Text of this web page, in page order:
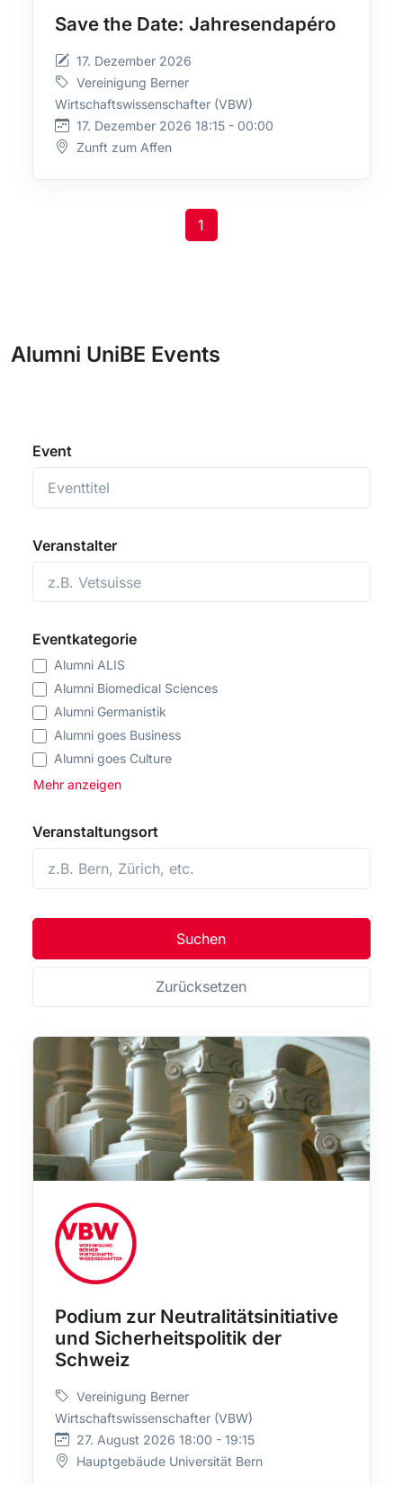
Save the Date: Jahresendapéro
17. Dezember 2026
Vereinigung Berner
Wirtschaftswissenschafter (VBW)
17. Dezember 2026 18:15 - 00:00
Zunft zum Affen
1
Alumni UniBE Events
Event
Veranstalter
Eventkategorie
Alumni ALIS
Alumni Biomedical Sciences
Alumni Germanistik
Alumni goes Business
Alumni goes Culture
Alumni goes Science
Alumni Pharmazie
Alumni Vetsuisse
universitäre Veranstaltungen
Vereinigung Berner Wirtschaftswissenschafter (VBW)
Mehr anzeigen
Veranstaltungsort
Suchen
Zurücksetzen
Podium zur Neutralitätsinitiative
und Sicherheitspolitik der
Schweiz
Vereinigung Berner
Wirtschaftswissenschafter (VBW)
27. August 2026 18:00 - 19:15
Hauptgebäude Universität Bern